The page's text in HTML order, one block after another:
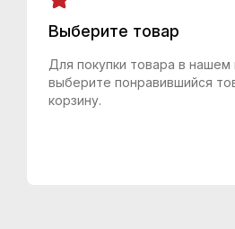
Выберите товар
Для покупки товара в нашем
выберите понравившийся
корзину.